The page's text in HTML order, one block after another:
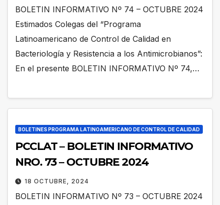
BOLETIN INFORMATIVO Nº 74 – OCTUBRE 2024
Estimados Colegas del “Programa
Latinoamericano de Control de Calidad en
Bacteriología y Resistencia a los Antimicrobianos”:
En el presente BOLETIN INFORMATIVO Nº 74,…
BOLETINES PROGRAMA LATINOAMERICANO DE CONTROL DE CALIDAD
PCCLAT – BOLETIN INFORMATIVO
NRO. 73 – OCTUBRE 2024
18 OCTUBRE, 2024
BOLETIN INFORMATIVO Nº 73 – OCTUBRE 2024